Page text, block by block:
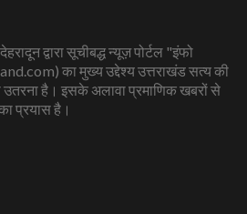
द्वारा सूचीबद्ध न्यूज़ पोर्टल "इंफो
का मुख्य उद्देश्य उत्तराखंड सत्य की
है। इसके अलावा प्रमाणिक खबरों से
प्रयास है।